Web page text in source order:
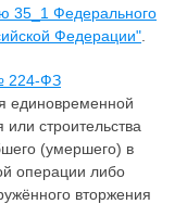
35_1 Федерального
Федерации"
224-ФЗ
единовременной
строительства
(умершего) в
операции либо
вторжения